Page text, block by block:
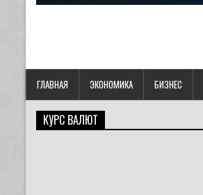
ГЛАВНАЯ ЭКОНОМИКА БИЗНЕС
КУРС ВАЛЮТ